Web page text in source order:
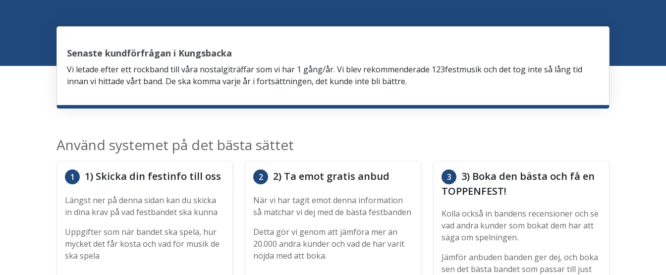
Senaste kundförfrågan i Kungsbacka
Vi letade efter ett rockband till våra nostalgiträffar som vi har 1 gång/år. Vi blev rekommenderade 123festmusik och det tog inte så lång tid
innan vi hittade vårt band. De ska komma varje år i fortsättningen, det kunde inte bli bättre.
Använd systemet på det bästa sättet
1 1) Skicka din festinfo till oss
Längst ner på denna sidan kan du skicka
in dina krav på vad festbandet ska kunna
Uppgifter som när bandet ska spela, hur
mycket det får kosta och vad för musik de
ska spela
2 2) Ta emot gratis anbud
När vi har tagit emot denna information
så matchar vi dej med de bästa festbanden
Detta gör vi genom att jämföra mer än
20.000 andra kunder och vad de har varit
nöjda med att boka.
3
3) Boka den bästa och få en
TOPPENFEST!
Kolla också in bandens recensioner och se
vad andra kunder som bokat dem har att
säga om spelningen.
Jämför anbuden banden ger dej, och boka
sen det bästa bandet som passar till just